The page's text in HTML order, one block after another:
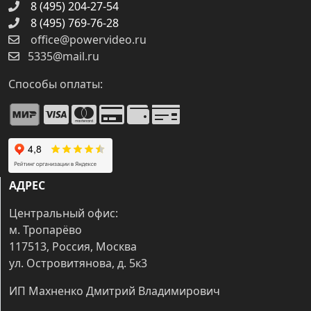
8 (495) 204-27-54
8 (495) 769-76-28
office@powervideo.ru
5335@mail.ru
Способы оплаты:
АДРЕС
Центральный офис:
м. Тропарёво
117513, Россия, Москва
ул. Островитянова, д. 5к3
ИП Махненко Дмитрий Владимирович